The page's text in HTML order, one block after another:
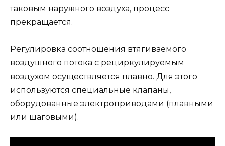
таковым наружного воздуха, процесс
прекращается.
Регулировка соотношения втягиваемого
воздушного потока с рециркулируемым
воздухом осуществляется плавно. Для этого
используются специальные клапаны,
оборудованные электроприводами (плавными
или шаговыми).